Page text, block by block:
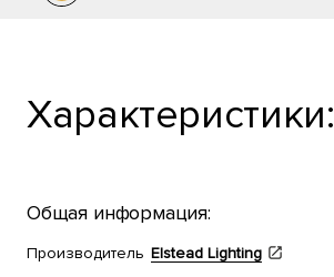
Характеристики:
Общая информация:
Производитель Elstead Lighting